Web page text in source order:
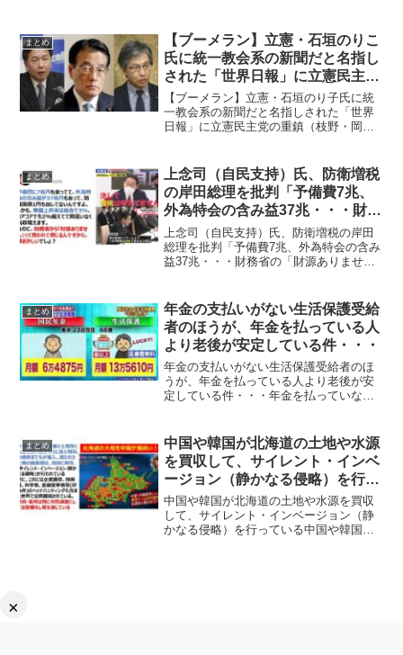
×
「革マル」「立正佼成会」「関西生コ
ン」「民団」「朝鮮総連」れ新...
まとめ
【ブーメラン】立憲・石垣のりこ
氏に統一教会系の新聞だと名指し
された「世界日報」に立憲民主党
の重鎮（枝野・岡田・安住）も登
場していた
【ブーメラン】立憲・石垣のり子氏に統
一教会系の新聞だと名指しされた「世界
日報」に立憲民主党の重鎮（枝野・岡
指しされた「世界日報」ですが、実は、
立憲民主党の重鎮（枝野・岡...
まとめ
上念司（自民支持）氏、防衛増税
の岸田総理を批判「予備費7兆、
外為特会の含み益37兆・・・財務
省の「財源ありません」は頭おか
しい」
上念司（自民支持）氏、防衛増税の岸田
総理を批判「予備費7兆、外為特会の含み
益37兆・・・財務省の「財源ありませ
総理の防衛増税について、予備費7兆、外
為特会の含み益37兆...
まとめ
年金の支払いがない生活保護受給
者のほうが、年金を払っている人
より老後が安定している件・・・
年金の支払いがない生活保護受給者のほ
うが、年金を払っている人より老後が安
定している件・・・年金を払っていない
くの批判がされています。ネットの声1:
以下、＼(^o^)／...
まとめ
中国や韓国が北海道の土地や水源
を買収して、サイレント・インベ
ージョン（静かなる侵略）を行っ
ている
中国や韓国が北海道の土地や水源を買収
して、サイレント・インベージョン（静
かなる侵略）を行っている中国や韓国が